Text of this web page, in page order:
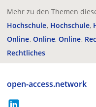
Mehr zu den Themen
Hochschule Hochschule
Online Online Online
Rechtliches
open-access.network